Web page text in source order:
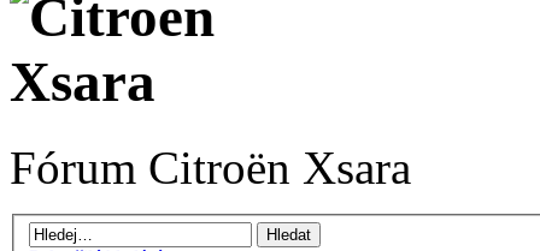
Fórum Citroën Xsara